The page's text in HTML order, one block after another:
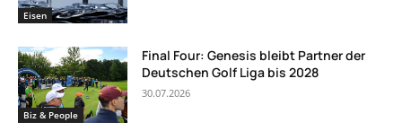
Eisen
Biz & People
Final Four: Genesis bleibt Partner der
Deutschen Golf Liga bis 2028
30.07.2026